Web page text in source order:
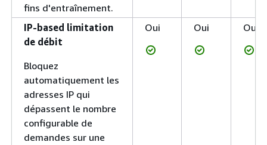
fins d'entraînement.
IP-based limitation
de débit
Bloquez
automatiquement les
adresses IP qui
dépassent le nombre
configurable de
demandes sur une
Oui Oui Oui